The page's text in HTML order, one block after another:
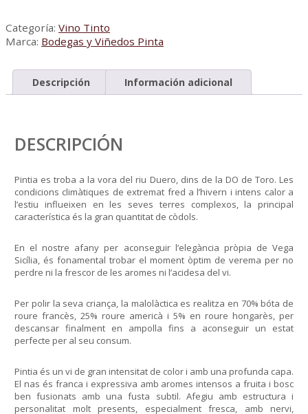
Categoría: Vino Tinto
Marca: Bodegas y Viñedos Pinta
Descripción Información adicional
DESCRIPCIÓN
Pintia es troba a la vora del riu Duero, dins de la DO de Toro. Les
condicions climàtiques de extremat fred a l’hivern i intens calor a
l’estiu influeixen en les seves terres complexos, la principal
característica és la gran quantitat de còdols.
En el nostre afany per aconseguir l’elegància pròpia de Vega
Sicília, és fonamental trobar el moment òptim de verema per no
perdre ni la frescor de les aromes ni l’acidesa del vi.
Per polir la seva criança, la malolàctica es realitza en 70% bóta de
roure francès, 25% roure americà i 5% en roure hongarès, per
descansar finalment en ampolla fins a aconseguir un estat
perfecte per al seu consum.
Pintia és un vi de gran intensitat de color i amb una profunda capa.
El nas és franca i expressiva amb aromes intensos a fruita i bosc
ben fusionats amb una fusta subtil. Afegiu amb estructura i
personalitat molt presents, especialment fresca, amb nervi,